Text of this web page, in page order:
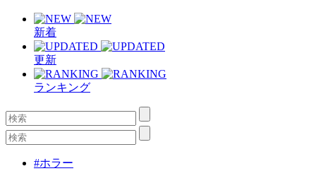
新着
更新
ランキング
#ホラー